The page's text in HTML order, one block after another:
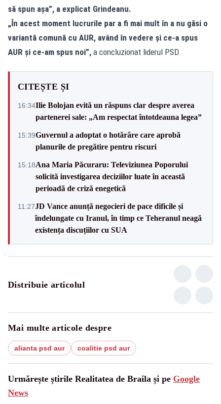
să spun așa”, a explicat Grindeanu.
„În acest moment lucrurile par a fi mai mult în a nu găsi o
variantă comună cu AUR, având în vedere și ce‑a spus
AUR și ce‑am spus noi”, a concluzionat liderul PSD.
CITEȘTE ȘI
16:34Ilie Bolojan evită un răspuns clar despre averea
partenerei sale: „Am respectat întotdeauna legea”
15:39Guvernul a adoptat o hotărâre care aprobă
planurile de pregătire pentru riscuri
15:18Ana Maria Păcuraru: Televiziunea Poporului
solicită investigarea deciziilor luate în această
perioadă de criză enegetică
11:27JD Vance anunță negocieri de pace dificile și
îndelungate cu Iranul, în timp ce Teheranul neagă
existența discuțiilor cu SUA
Distribuie articolul
Mai multe articole despre
alianta psd aur coalitie psd aur
Urmărește știrile Realitatea de Braila și pe Google
News